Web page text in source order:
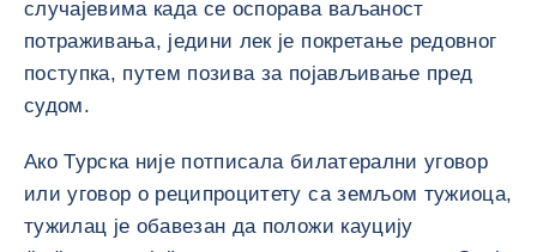
случајевима када се оспорава ваљаност
потраживања, једини лек је покретање редовног
поступка, путем позива за појављивање пред
судом.
Ако Турска није потписала билатерални уговор
или уговор о реципроцитету са земљом тужиоца,
тужилац је обавезан да положи кауцију